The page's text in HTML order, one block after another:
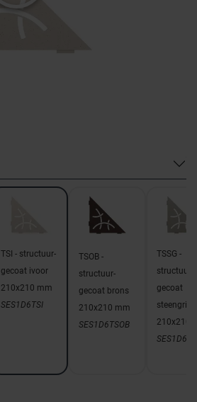
TSI - structuur-
gecoat ivoor
210x210 mm
SES1D6TSI
TSOB -
structuur-
gecoat brons
210x210 mm
SES1D6TSOB
TSSG -
structuur-
gecoat
steengrijs
210x210